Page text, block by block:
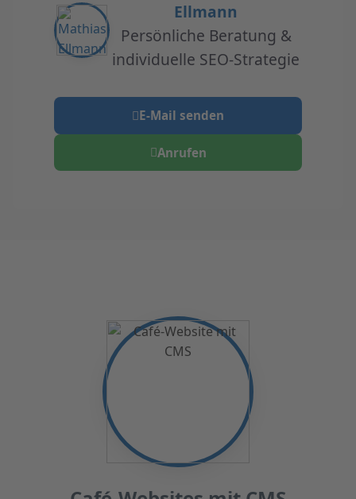
Ellmann
Persönliche Beratung &
individuelle SEO-Strategie
E-Mail senden
Anrufen